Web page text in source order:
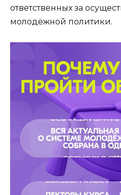
ответственных за
молодёжной политики.